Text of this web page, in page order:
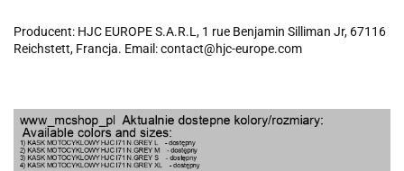
Producent: HJC EUROPE S.A.R.L, 1 rue Benjamin Silliman Jr, 67116
Reichstett, Francja. Email: contact@hjc-europe.com